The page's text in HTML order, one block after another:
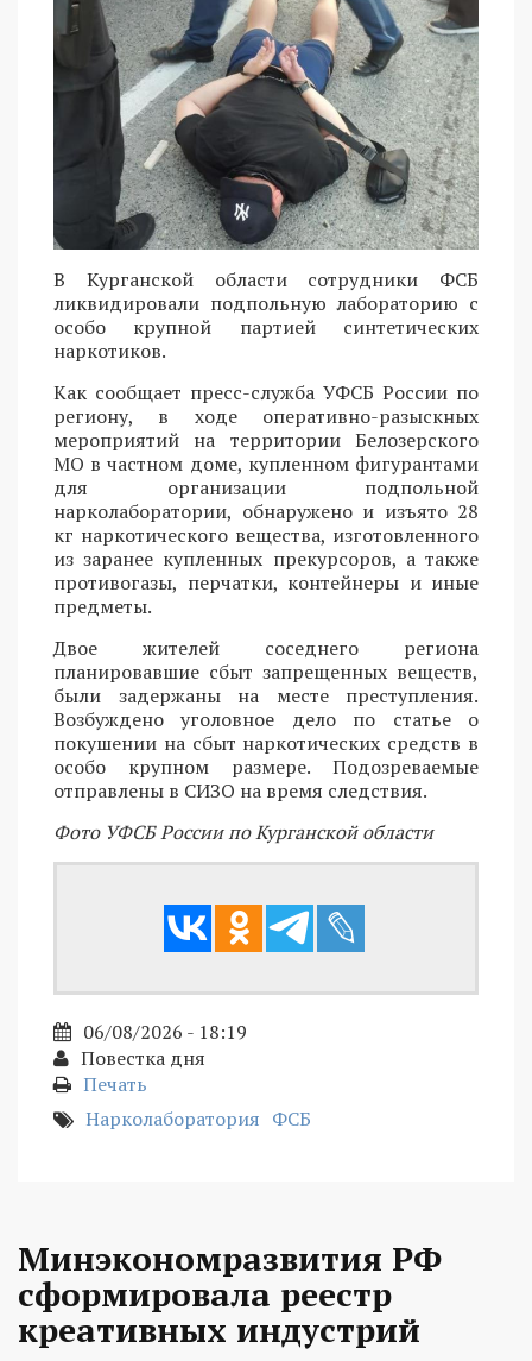
В Курганской области сотрудники ФСБ
ликвидировали подпольную лабораторию с
особо крупной партией синтетических
наркотиков.
Как сообщает пресс-служба УФСБ России по
региону, в ходе оперативно-разыскных
мероприятий на территории Белозерского
МО в частном доме, купленном фигурантами
для организации подпольной
нарколаборатории, обнаружено и изъято 28
кг наркотического вещества, изготовленного
из заранее купленных прекурсоров, а также
противогазы, перчатки, контейнеры и иные
предметы.
Двое жителей соседнего региона
планировавшие сбыт запрещенных веществ,
были задержаны на месте преступления.
Возбуждено уголовное дело по статье о
покушении на сбыт наркотических средств в
особо крупном размере. Подозреваемые
отправлены в СИЗО на время следствия.
Фото УФСБ России по Курганской области
06/08/2026 - 18:19
Повестка дня
Печать
Нарколаборатория ФСБ
Минэкономразвития РФ
сформировала реестр
креативных индустрий